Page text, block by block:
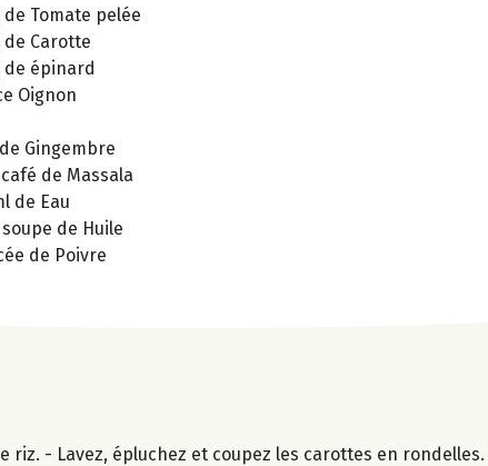
de Tomate pelée
de Carotte
de épinard
Oignon
Gingembre
café de Massala
de Eau
soupe de Huile
de Poivre
riz. - Lavez, épluchez et coupez les carottes en rondelles.